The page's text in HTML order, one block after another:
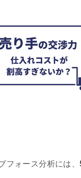
フォース分析には、